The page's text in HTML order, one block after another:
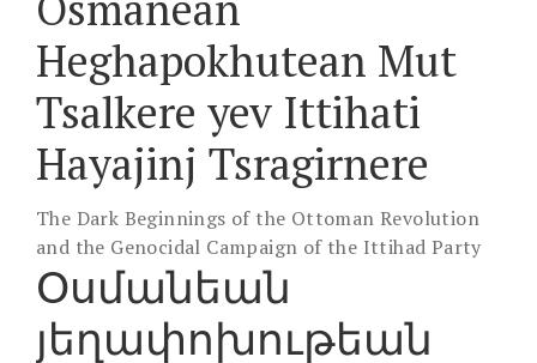
Heghapokhutean Mut
Tsalkere yev Ittihati
Hayajinj Tsragirnere
The Dark Beginnings of the Ottoman Revolution
and the Genocidal Campaign of the Ittihad Party
Օսմանեան
յեղափոխութեան